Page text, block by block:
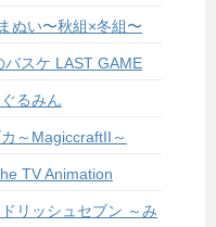
ぬい〜秋組×冬組〜
スケ LAST GAME
るみん
～MagiccraftII～
TV Animation
リッシュセブン ～み